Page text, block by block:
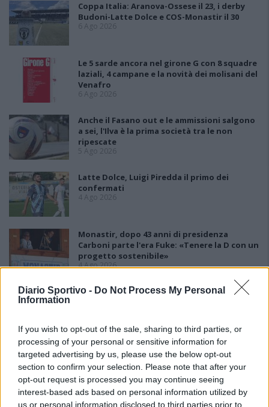
Diario Sportivo - Do Not Process My Personal
Information
If you wish to opt-out of the sale, sharing to third parties, or
processing of your personal or sensitive information for
targeted advertising by us, please use the below opt-out
section to confirm your selection. Please note that after your
opt-out request is processed you may continue seeing
interest-based ads based on personal information utilized by
us or personal information disclosed to third parties prior to
Coppa Italia: Aranova-Ossese il 23, i derby
Budoni-Latte Dolce e COS-Monastir il 30
6 Ago 2026
Le 5 sarde ancora nel girone G con 8 squadre
laziali, 4 campane e la novità dei molisani del
Venafro
6 Ago 2026
Anche il Fasano out e le ammissioni salgono
a sei, l'Ilva è la prima società tra le non
ripescate
5 Ago 2026
Latte Dolce, Luigi Piredda il primo dei
confermati
4 Ago 2026
Monastir, dopo 43 anni di presidenza
Carboni parte l'era Fuke: «Tenere la D con un
progetto sostenibile»
4 Ago 2026
Lnd, il nodo ripescaggi non si scioglie: